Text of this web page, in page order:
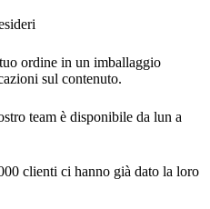
ordine in un imballaggio
sul contenuto.
team è disponibile da lun a
clienti ci hanno già dato la loro